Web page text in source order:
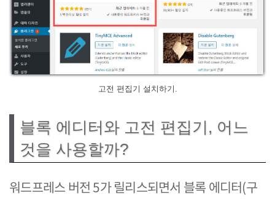
고전 편집기 설치하기.
블록 에디터와 고전 편집기, 어느
것을 사용할까?
워드프레스 버전 5가 릴리스되면서 블록 에디터(구